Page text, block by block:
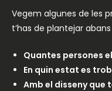
Vegem algunes de les
t’has de plantejar
Quantes persones
En quin estat es
Amb el disseny que